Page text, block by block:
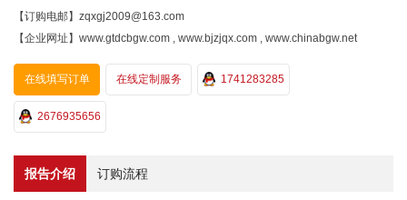
【订购电邮】zqxgj2009@163.com
【企业网址】www.gtdcbgw.com , www.bjzjqx.com , www.chinabgw.net
在线填写订单 在线定制服务 1741283285
2676935656
报告介绍 订购流程